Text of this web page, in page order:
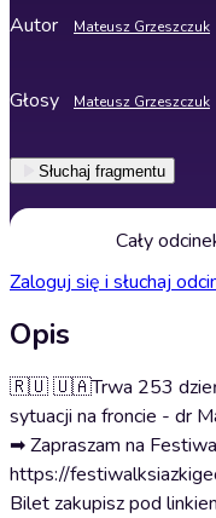
Autor Mateusz Grzeszczuk
Głosy Mateusz Grzeszczuk
Słuchaj fragmentu
Cały
Zaloguj się i słuchaj
Opis
🇷🇺 🇺🇦Trwa 253 dzień
sytuacji na froncie - dr
➡ Zapraszam na
https://
Bilet zakupisz pod